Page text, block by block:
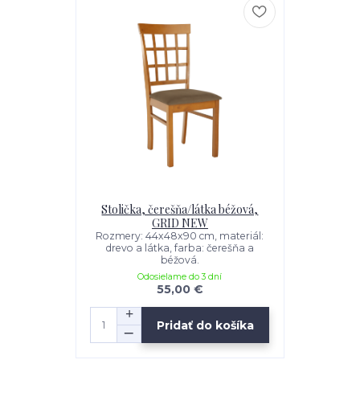
Stolička, čerešňa/látka béžová,
GRID NEW
Rozmery: 44x48x90 cm, materiál:
drevo a látka, farba: čerešňa a
béžová.
55,00 €
Odosielame do 3 dní
Pridať do košíka